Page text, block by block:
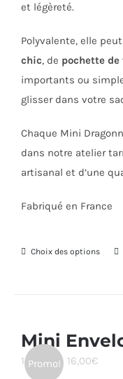
et légèreté.
Polyvalente, elle
chic, de pochette de
importants ou
glisser dans votre
Chaque Mini
dans notre atelier
artisanal et d’une
Fabriqué en France
Choix des options
Promo!
Mini
14,00€ – 16,00€Plage